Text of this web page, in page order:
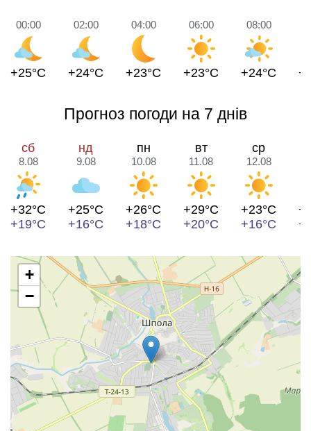
00:00
+25°C
02:00
+24°C
04:00
+23°C
06:00
+23°C
08:00
+24°C
Прогноз погоди на 7 днів
сб
8.08
+32°C
+19°C
нд
9.08
+25°C
+16°C
пн
10.08
+26°C
+18°C
вт
11.08
+29°C
+20°C
ср
12.08
+23°C
+16°C
+
−